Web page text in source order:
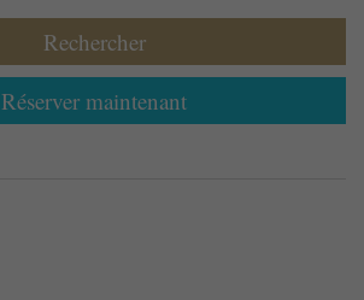
Réserver maintenant
Rechercher